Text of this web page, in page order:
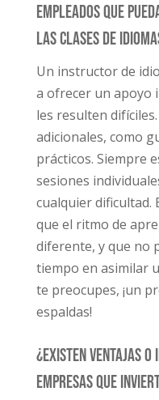
empleados que
las clases de
Un instructor de
a ofrecer un apoyo
les resulten
adicionales, como
prácticos. Siempre
sesiones
cualquier dificultad.
que el ritmo de
diferente, y que no
tiempo en asimilar
te preocupes, ¡un
espaldas!
¿Existen ventajas
empresas que